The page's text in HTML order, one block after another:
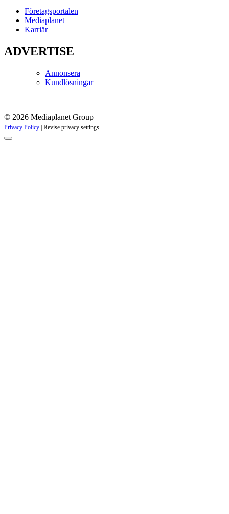
Företagsportalen
Mediaplanet
Karriär
ADVERTISE
Annonsera
Kundlösningar
© 2026 Mediaplanet Group
Privacy Policy Revise privacy settings